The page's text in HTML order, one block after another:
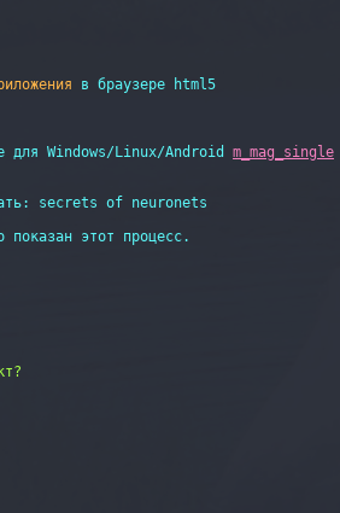
в браузере html5
для Windows/Linux/Android m_mag_single
secrets of neuronets
показан этот процесс.